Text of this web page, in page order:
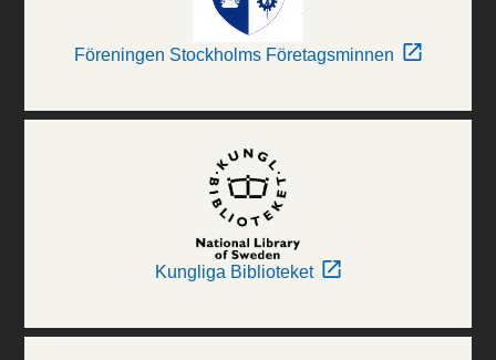
Föreningen Stockholms Företagsminnen
Kungliga Biblioteket